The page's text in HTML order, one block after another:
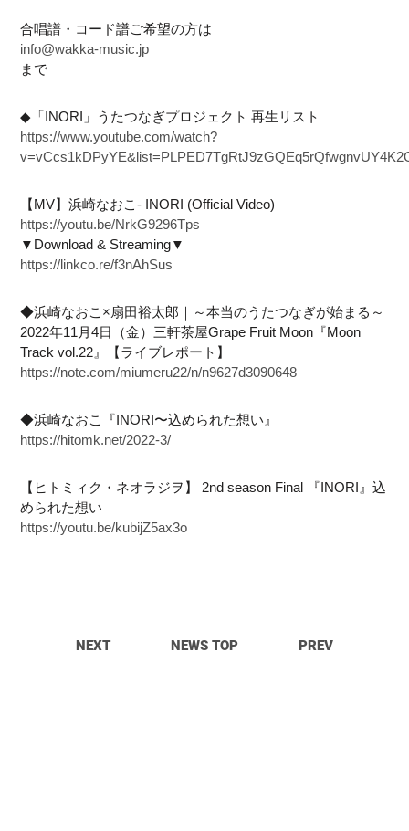
合唱譜・コード譜ご希望の方は
info@wakka-music.jp
まで
◆「INORI」うたつなぎプロジェクト 再生リスト
https://www.youtube.com/watch?
【MV】浜崎なおこ- INORI (Official Video)
https://youtu.be/NrkG9296Tps
▼Download & Streaming▼
https://linkco.re/f3nAhSus
◆浜崎なおこ×扇田裕太郎｜～本当のうたつなぎが始まる～
2022年11月4日（金）三軒茶屋Grape Fruit Moon『Moon
Track vol.22』【ライブレポート】
https://note.com/miumeru22/n/n9627d3090648
◆浜崎なおこ『INORI〜込められた想い』
https://hitomk.net/2022-3/
【ヒトミィク・ネオラジヲ】 2nd season Final 『INORI』込
められた想い
https://youtu.be/kubijZ5ax3o
NEXT NEWS TOP PREV